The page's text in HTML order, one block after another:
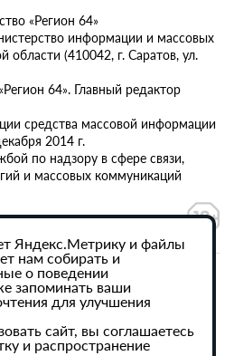
«Регион 64»
информации и массовых
области (410042, г. Саратов, ул.
64». Главный редактор
средства массовой информации
2014 г.
по надзору в сфере связи,
и массовых коммуникаций
персональных данных
сайта активная
64» обязательна.
Яндекс.Метрику и файлы
нам собирать и
о поведении
запоминать ваши
для улучшения
сайт, вы соглашаетесь
и распространение